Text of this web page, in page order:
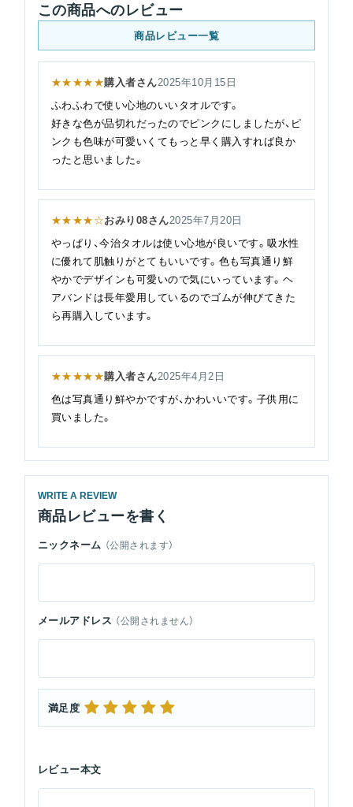
この商品へのレビュー
商品レビュー一覧
★★★★★購入者さん2025年10月15日
ふわふわで使い心地のいいタオルです。
好きな色が品切れだったのでピンクにしましたが、ピ
ンクも色味が可愛いくてもっと早く購入すれば良か
ったと思いました。
★★★★☆おみり08さん2025年7月20日
やっぱり、今治タオルは使い心地が良いです。吸水性
に優れて肌触りがとてもいいです。色も写真通り鮮
やかでデザインも可愛いので気にいっています。ヘ
アバンドは長年愛用しているのでゴムが伸びてきた
ら再購入しています。
★★★★★購入者さん2025年4月2日
色は写真通り鮮やかですが、かわいいです。子供用に
買いました。
WRITE A REVIEW
商品レビューを書く
ニックネーム （公開されます）
メールアドレス （公開されません）
満足度
レビュー本文